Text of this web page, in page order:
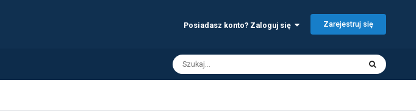
Posiadasz konto? Zaloguj się Zarejestruj się